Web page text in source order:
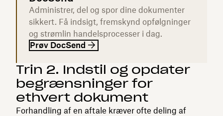
Administrer, del og spor dine dokumenter
sikkert. Få indsigt, fremskynd opfølgninger
og strømlin handelsprocesser i dag.
Prøv DocSend
Trin 2. Indstil og opdater
begrænsninger for
ethvert dokument
Forhandling af en aftale kræver ofte deling af